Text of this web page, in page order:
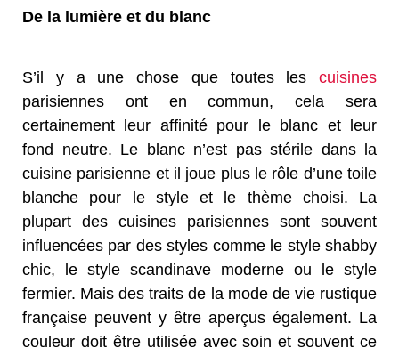
De la lumière et du blanc
S’il y a une chose que toutes les cuisines
parisiennes ont en commun, cela sera
certainement leur affinité pour le blanc et leur
fond neutre. Le blanc n’est pas stérile dans la
cuisine parisienne et il joue plus le rôle d’une toile
blanche pour le style et le thème choisi. La
plupart des cuisines parisiennes sont souvent
influencées par des styles comme le style shabby
chic, le style scandinave moderne ou le style
fermier. Mais des traits de la mode de vie rustique
française peuvent y être aperçus également. La
couleur doit être utilisée avec soin et souvent ce